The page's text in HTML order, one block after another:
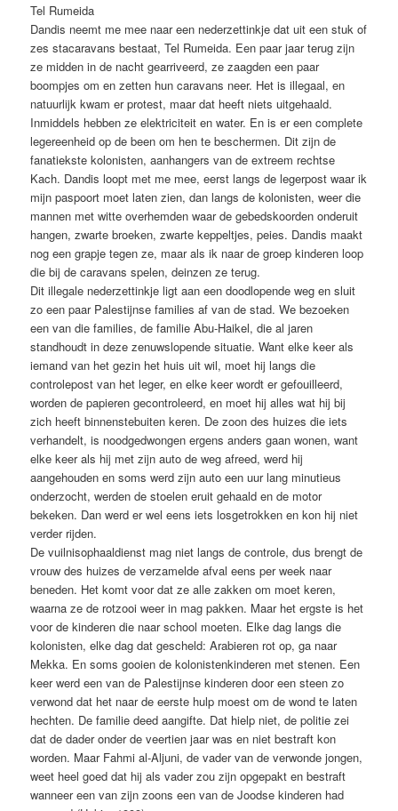
Tel Rumeida
Dandis neemt me mee naar een nederzettinkje dat uit een stuk of
zes stacaravans bestaat, Tel Rumeida. Een paar jaar terug zijn
ze midden in de nacht gearriveerd, ze zaagden een paar
boompjes om en zetten hun caravans neer. Het is illegaal, en
natuurlijk kwam er protest, maar dat heeft niets uitgehaald.
Inmiddels hebben ze elektriciteit en water. En is er een complete
legereenheid op de been om hen te beschermen. Dit zijn de
fanatiekste kolonisten, aanhangers van de extreem rechtse
Kach. Dandis loopt met me mee, eerst langs de legerpost waar ik
mijn paspoort moet laten zien, dan langs de kolonisten, weer die
mannen met witte overhemden waar de gebedskoorden onderuit
hangen, zwarte broeken, zwarte keppeltjes, peies. Dandis maakt
nog een grapje tegen ze, maar als ik naar de groep kinderen loop
die bij de caravans spelen, deinzen ze terug.
Dit illegale nederzettinkje ligt aan een doodlopende weg en sluit
zo een paar Palestijnse families af van de stad. We bezoeken
een van die families, de familie Abu-Haikel, die al jaren
standhoudt in deze zenuwslopende situatie. Want elke keer als
iemand van het gezin het huis uit wil, moet hij langs die
controlepost van het leger, en elke keer wordt er gefouilleerd,
worden de papieren gecontroleerd, en moet hij alles wat hij bij
zich heeft binnenstebuiten keren. De zoon des huizes die iets
verhandelt, is noodgedwongen ergens anders gaan wonen, want
elke keer als hij met zijn auto de weg afreed, werd hij
aangehouden en soms werd zijn auto een uur lang minutieus
onderzocht, werden de stoelen eruit gehaald en de motor
bekeken. Dan werd er wel eens iets losgetrokken en kon hij niet
verder rijden.
De vuilnisophaaldienst mag niet langs de controle, dus brengt de
vrouw des huizes de verzamelde afval eens per week naar
beneden. Het komt voor dat ze alle zakken om moet keren,
waarna ze de rotzooi weer in mag pakken. Maar het ergste is het
voor de kinderen die naar school moeten. Elke dag langs die
kolonisten, elke dag dat gescheld: Arabieren rot op, ga naar
Mekka. En soms gooien de kolonistenkinderen met stenen. Een
keer werd een van de Palestijnse kinderen door een steen zo
verwond dat het naar de eerste hulp moest om de wond te laten
hechten. De familie deed aangifte. Dat hielp niet, de politie zei
dat de dader onder de veertien jaar was en niet bestraft kon
worden. Maar Fahmi al-Aljuni, de vader van de verwonde jongen,
weet heel goed dat hij als vader zou zijn opgepakt en bestraft
wanneer een van zijn zoons een van de Joodse kinderen had